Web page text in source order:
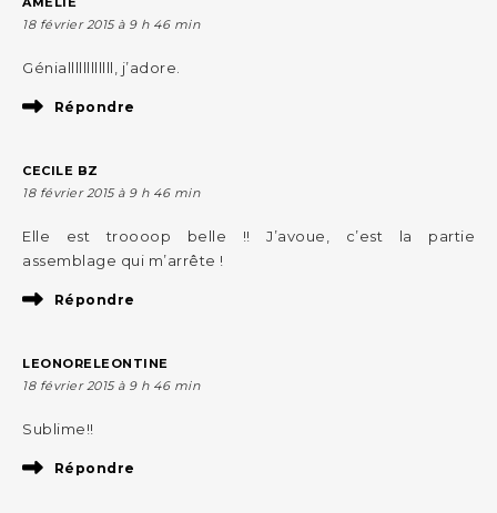
18 février 2015 à 9 h 46 min
Géniallllllllllll, j’adore.
Répondre
CECILE BZ
18 février 2015 à 9 h 46 min
Elle est troooop belle !! J’avoue, c’est la partie
assemblage qui m’arrête !
Répondre
LEONORELEONTINE
18 février 2015 à 9 h 46 min
Sublime!!
Répondre